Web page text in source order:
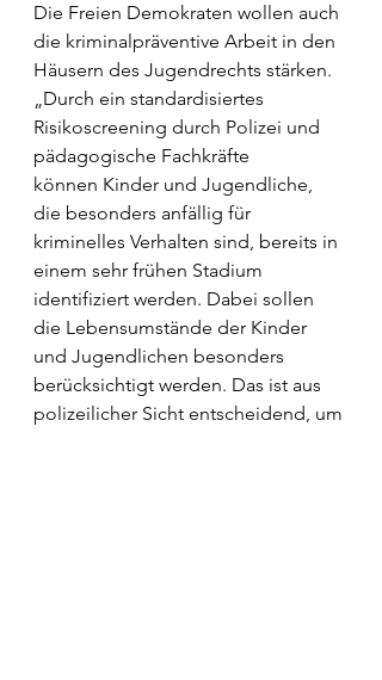
Die Freien Demokraten wollen auch
die kriminalpräventive Arbeit in den
Häusern des Jugendrechts stärken.
„Durch ein standardisiertes
Risikoscreening durch Polizei und
pädagogische Fachkräfte
können Kinder und Jugendliche,
die besonders anfällig für
kriminelles Verhalten sind, bereits in
einem sehr frühen Stadium
identifiziert werden. Dabei sollen
die Lebensumstände der Kinder
und Jugendlichen besonders
berücksichtigt werden. Das ist aus
polizeilicher Sicht entscheidend, um